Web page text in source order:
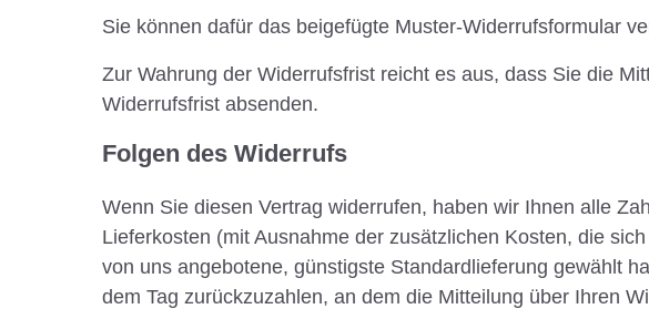
Sie können dafür das beigefügte Muster-Widerrufsformular
Zur Wahrung der Widerrufsfrist reicht es aus, dass Sie die
Widerrufsfrist absenden.
Folgen des Widerrufs
Wenn Sie diesen Vertrag widerrufen, haben wir Ihnen alle
Lieferkosten (mit Ausnahme der zusätzlichen Kosten, die
von uns angebotene, günstigste Standardlieferung gewählt
dem Tag zurückzuzahlen, an dem die Mitteilung über Ihren